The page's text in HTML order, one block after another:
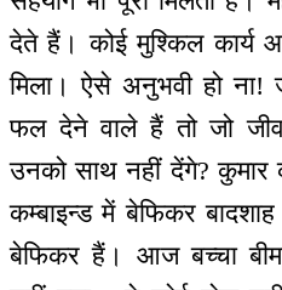
देते हैं। कोई मुश्किल कार्य
मिला। ऐसे अनुभवी हो ना!
फल देने वाले हैं तो जो
उनको साथ नहीं देंगे? कुमार
कम्बाइन्ड में बेफिकर
बेफिकर हैं। आज बच्चा